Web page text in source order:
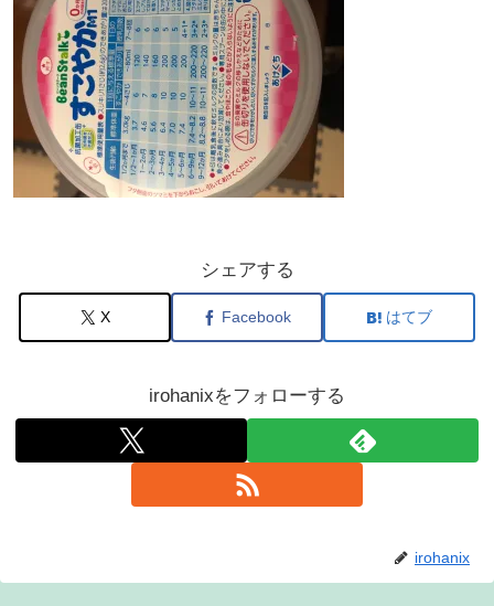
シェアする
X Facebook はてブ
irohanixをフォローする
irohanix